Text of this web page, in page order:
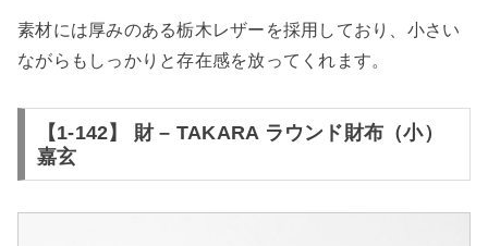
素材には厚みのある栃木レザーを採用しており、小さい
ながらもしっかりと存在感を放ってくれます。
【1-142】 財 – TAKARA ラウンド財布（小）
嘉玄